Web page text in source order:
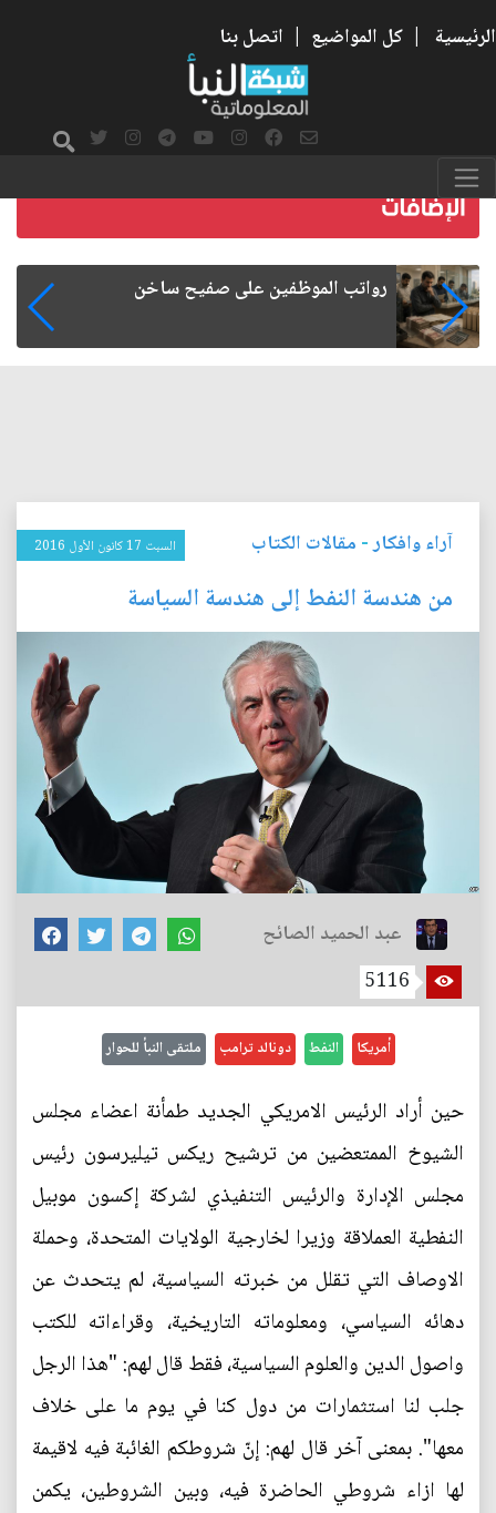
الرئيسية | كل المواضيع | اتصل بنا
ساخن
هجرة الكفاءات العراقية..
آراء وافكار- مقالات الكتاب السبت 17 كانون الأول 2016
من هندسة النفط إلى هندسة السياسة
عبد الحميد الصائح
5116
أمريكا النفط دونالد ترامب ملتقى النبأ للحوار
حين أراد الرئيس الامريكي الجديد طمأنة اعضاء مجلس
الشيوخ الممتعضين من ترشيح ريكس تيليرسون رئيس
مجلس الإدارة والرئيس التنفيذي لشركة إكسون موبيل
النفطية العملاقة وزيرا لخارجية الولايات المتحدة، وحملة
الاوصاف التي تقلل من خبرته السياسية، لم يتحدث عن
دهائه السياسي، ومعلوماته التاريخية، وقراءاته للكتب
واصول الدين والعلوم السياسية، فقط قال لهم: "هذا الرجل
جلب لنا استثمارات من دول كنا في يوم ما على خلاف
معها". بمعنى آخر قال لهم: إنّ شروطكم الغائبة فيه لاقيمة
لها ازاء شروطي الحاضرة فيه، وبين الشروطين، يكمن